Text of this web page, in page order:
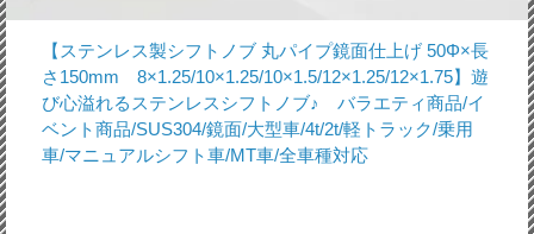
【ステンレス製シフトノブ 丸パイプ鏡面仕上げ 50Φ×長
さ150mm 8×1.25/10×1.25/10×1.5/12×1.25/12×1.75】遊
び心溢れるステンレスシフトノブ♪ バラエティ商品/イ
ベント商品/SUS304/鏡面/大型車/4t/2t/軽トラック/乗用
車/マニュアルシフト車/MT車/全車種対応